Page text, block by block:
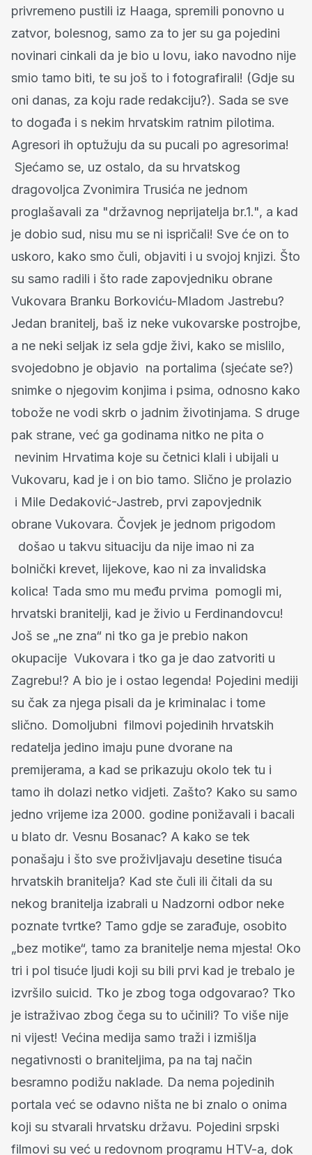
privremeno pustili iz Haaga, spremili ponovno u
zatvor, bolesnog, samo za to jer su ga pojedini
novinari cinkali da je bio u lovu, iako navodno nije
smio tamo biti, te su još to i fotografirali! (Gdje su
oni danas, za koju rade redakciju?). Sada se sve
to događa i s nekim hrvatskim ratnim pilotima.
Agresori ih optužuju da su pucali po agresorima!
Sjećamo se, uz ostalo, da su hrvatskog
dragovoljca Zvonimira Trusića ne jednom
proglašavali za "državnog neprijatelja br.1.", a kad
je dobio sud, nisu mu se ni ispričali! Sve će on to
uskoro, kako smo čuli, objaviti i u svojoj knjizi. Što
su samo radili i što rade zapovjedniku obrane
Vukovara Branku Borkoviću-Mladom Jastrebu?
Jedan branitelj, baš iz neke vukovarske postrojbe,
a ne neki seljak iz sela gdje živi, kako se mislilo,
svojedobno je objavio na portalima (sjećate se?)
snimke o njegovim konjima i psima, odnosno kako
tobože ne vodi skrb o jadnim životinjama. S druge
pak strane, već ga godinama nitko ne pita o
nevinim Hrvatima koje su četnici klali i ubijali u
Vukovaru, kad je i on bio tamo. Slično je prolazio
i Mile Dedaković-Jastreb, prvi zapovjednik
obrane Vukovara. Čovjek je jednom prigodom
došao u takvu situaciju da nije imao ni za
bolnički krevet, lijekove, kao ni za invalidska
kolica! Tada smo mu među prvima pomogli mi,
hrvatski branitelji, kad je živio u Ferdinandovcu!
Još se „ne zna“ ni tko ga je prebio nakon
okupacije Vukovara i tko ga je dao zatvoriti u
Zagrebu!? A bio je i ostao legenda! Pojedini mediji
su čak za njega pisali da je kriminalac i tome
slično. Domoljubni filmovi pojedinih hrvatskih
redatelja jedino imaju pune dvorane na
premijerama, a kad se prikazuju okolo tek tu i
tamo ih dolazi netko vidjeti. Zašto? Kako su samo
jedno vrijeme iza 2000. godine ponižavali i bacali
u blato dr. Vesnu Bosanac? A kako se tek
ponašaju i što sve proživljavaju desetine tisuća
hrvatskih branitelja? Kad ste čuli ili čitali da su
nekog branitelja izabrali u Nadzorni odbor neke
poznate tvrtke? Tamo gdje se zarađuje, osobito
„bez motike“, tamo za branitelje nema mjesta! Oko
tri i pol tisuće ljudi koji su bili prvi kad je trebalo je
izvršilo suicid. Tko je zbog toga odgovarao? Tko
je istraživao zbog čega su to učinili? To više nije
ni vijest! Većina medija samo traži i izmišlja
negativnosti o braniteljima, pa na taj način
besramno podižu naklade. Da nema pojedinih
portala već se odavno ništa ne bi znalo o onima
koji su stvarali hrvatsku državu. Pojedini srpski
filmovi su već u redovnom programu HTV-a, dok